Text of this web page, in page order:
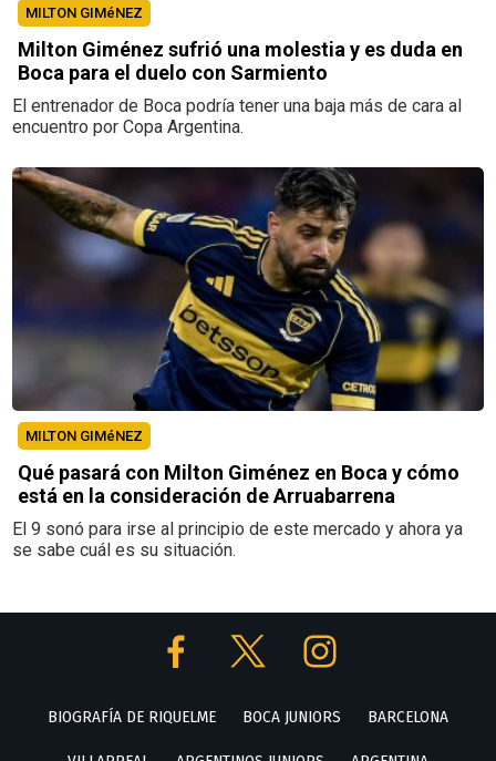
MILTON GIMéNEZ
Milton Giménez sufrió una molestia y es duda en
Boca para el duelo con Sarmiento
El entrenador de Boca podría tener una baja más de cara al
encuentro por Copa Argentina.
MILTON GIMéNEZ
Qué pasará con Milton Giménez en Boca y cómo
está en la consideración de Arruabarrena
El 9 sonó para irse al principio de este mercado y ahora ya
se sabe cuál es su situación.
BIOGRAFÍA DE RIQUELME BOCA JUNIORS BARCELONA